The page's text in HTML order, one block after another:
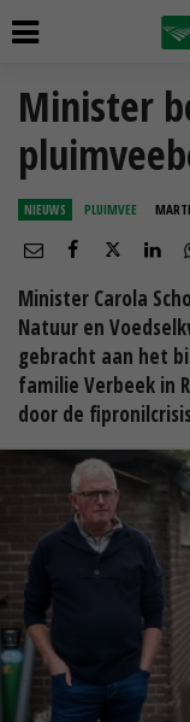
Minister
NIEUWS PLUIMVEE
Minister Carola
Natuur en
gebracht aan het
familie Verbeek in
door de